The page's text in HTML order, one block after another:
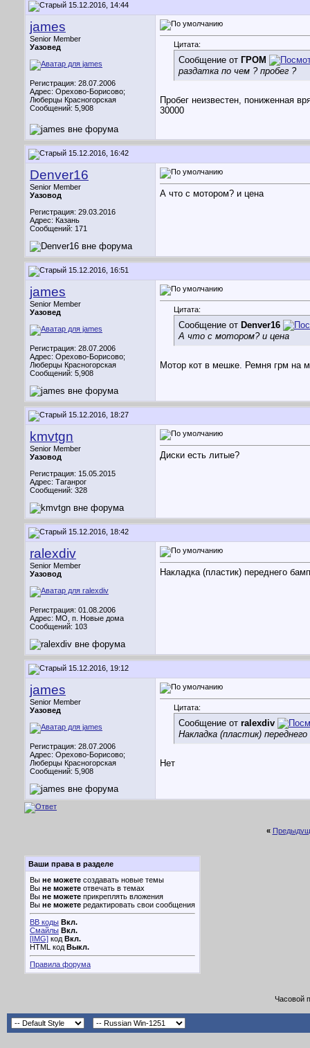
15.12.2016, 14:44
james
Senior Member
Уазовед
Регистрация: 28.07.2006
Адрес: Орехово-Борисово;
Люберцы Красногорская
Сообщений: 5,908
Цитата:
Сообщение от ГРОМ
раздатка по чем ? пробег ?
Пробег неизвестен, пониженная
30000
15.12.2016, 16:42
Denver16
Senior Member
Уазовод
Регистрация: 29.03.2016
Адрес: Казань
Сообщений: 171
А что с мотором? и цена
15.12.2016, 16:51
james
Senior Member
Уазовед
Регистрация: 28.07.2006
Адрес: Орехово-Борисово;
Люберцы Красногорская
Сообщений: 5,908
Цитата:
Сообщение от Denver16
А что с мотором? и цена
Мотор кот в мешке. Ремня грм на
15.12.2016, 18:27
kmvtgn
Senior Member
Уазовод
Регистрация: 15.05.2015
Адрес: Таганрог
Сообщений: 328
Диски есть литые?
15.12.2016, 18:42
ralexdiv
Senior Member
Уазовод
Регистрация: 01.08.2006
Адрес: МО, п. Новые дома
Сообщений: 103
Накладка (пластик) переднего
15.12.2016, 19:12
james
Senior Member
Уазовед
Регистрация: 28.07.2006
Адрес: Орехово-Борисово;
Люберцы Красногорская
Сообщений: 5,908
Цитата:
Сообщение от ralexdiv
Накладка (пластик)
Нет
«
Ваши права в разделе
Вы не можете создавать новые темы
Вы не можете отвечать в темах
Вы не можете прикреплять вложения
Вы не можете редактировать свои сообщения
BB коды Вкл.
Смайлы Вкл.
[IMG] код Вкл.
HTML код Выкл.
Правила форума
Часовой